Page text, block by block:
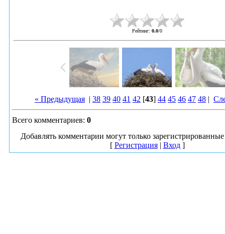
Рейтинг: 0.0/0
« Предыдущая | 38 39 40 41 42 [43] 44 45 46 47 48 |
Всего комментариев: 0
Добавлять комментарии могут только
[ Регистрация| Вход]